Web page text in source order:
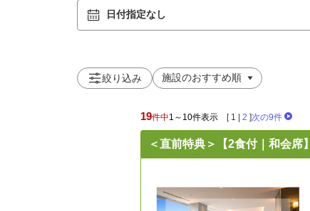
日付指定なし
絞り込み
19件中1～10件表示 [ 1 2 ]次の9件
＜直前特典＞【2食付｜和会